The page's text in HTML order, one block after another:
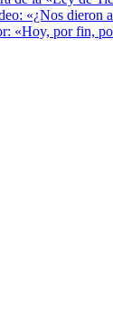
«¿Nos dieron
«Hoy, por fin,